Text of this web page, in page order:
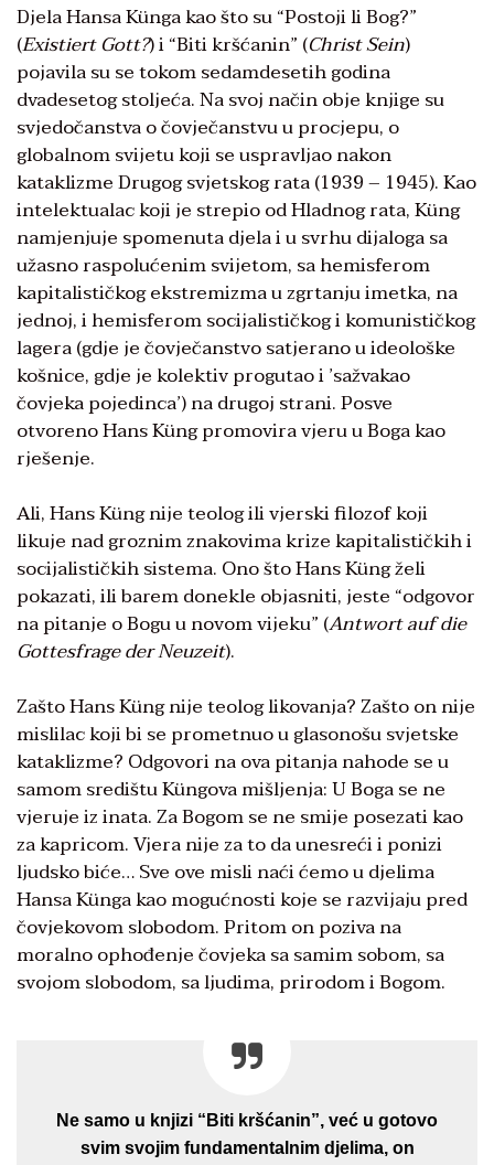
Djela Hansa Künga kao što su “Postoji li Bog?”
(Existiert Gott?) i “Biti kršćanin” (Christ Sein)
pojavila su se tokom sedamdesetih godina
dvadesetog stoljeća. Na svoj način obje knjige su
svjedočanstva o čovječanstvu u procjepu, o
globalnom svijetu koji se uspravljao nakon
kataklizme Drugog svjetskog rata (1939 – 1945). Kao
intelektualac koji je strepio od Hladnog rata, Küng
namjenjuje spomenuta djela i u svrhu dijaloga sa
užasno raspolućenim svijetom, sa hemisferom
kapitalističkog ekstremizma u zgrtanju imetka, na
jednoj, i hemisferom socijalističkog i komunističkog
lagera (gdje je čovječanstvo satjerano u ideološke
košnice, gdje je kolektiv progutao i ʼsažvakao
čovjeka pojedincaʼ) na drugoj strani. Posve
otvoreno Hans Küng promovira vjeru u Boga kao
rješenje.
Ali, Hans Küng nije teolog ili vjerski filozof koji
likuje nad groznim znakovima krize kapitalističkih i
socijalističkih sistema. Ono što Hans Küng želi
pokazati, ili barem donekle objasniti, jeste “odgovor
na pitanje o Bogu u novom vijeku” (Antwort auf die
Gottesfrage der Neuzeit).
Zašto Hans Küng nije teolog likovanja? Zašto on nije
mislilac koji bi se prometnuo u glasonošu svjetske
kataklizme? Odgovori na ova pitanja nahode se u
samom središtu Küngova mišljenja: U Boga se ne
vjeruje iz inata. Za Bogom se ne smije posezati kao
za kapricom. Vjera nije za to da unesreći i ponizi
ljudsko biće… Sve ove misli naći ćemo u djelima
Hansa Künga kao mogućnosti koje se razvijaju pred
čovjekovom slobodom. Pritom on poziva na
moralno ophođenje čovjeka sa samim sobom, sa
svojom slobodom, sa ljudima, prirodom i Bogom.
Ne samo u knjizi “Biti kršćanin”, već u gotovo
svim svojim fundamentalnim djelima, on